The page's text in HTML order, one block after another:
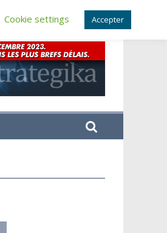
Cookie settings Accepter